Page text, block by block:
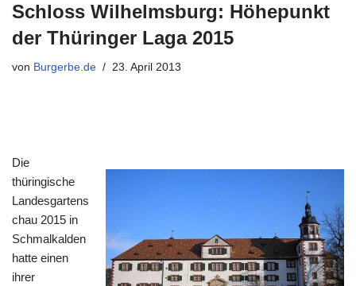
Schloss Wilhelmsburg: Höhepunkt
der Thüringer Laga 2015
von Burgerbe.de 23. April 2013
Die
thüringische
Landesgartens
chau 2015 in
Schmalkalden
hatte einen
ihrer